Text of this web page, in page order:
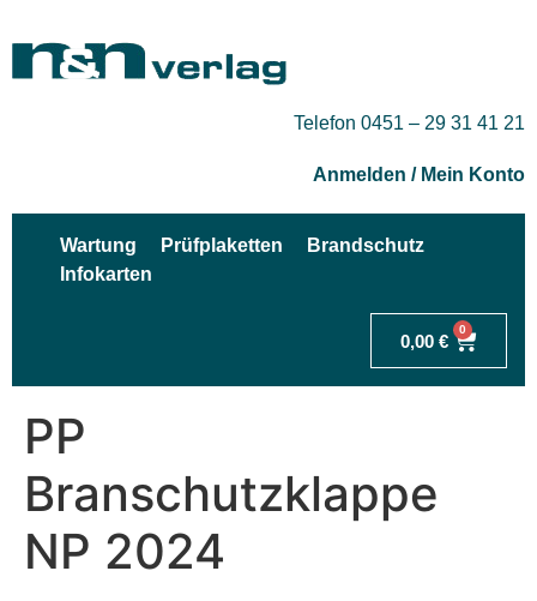
Telefon 0451 – 29 31 41 21
Anmelden / Mein Konto
Wartung Prüfplaketten
Brandschutz
Infokarten
0,00 €
0
PP
Branschutzklappe
NP 2024